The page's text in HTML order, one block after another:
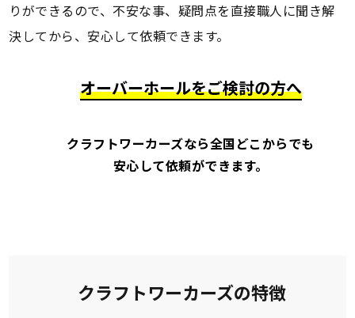
りができるので、不安な事、疑問点を直接職人に聞き解
決してから、安心して依頼できます。
オーバーホールをご検討の方へ
クラフトワーカーズなら全国どこからでも
安心して依頼ができます。
クラフトワーカーズの特徴